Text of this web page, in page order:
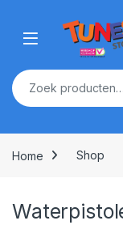
Open
Zoeken naar:
Home Shop